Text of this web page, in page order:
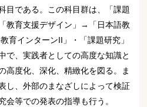
目である。この科目群は、「課題
教育支援デザイン」→「日本語教
育インターンII」・「課題研究」
で、実践者としての高度な知識と
高度化、深化、精緻化を図る。ま
し、外部のまなざしによって検証
会等での発表の指導も行う。